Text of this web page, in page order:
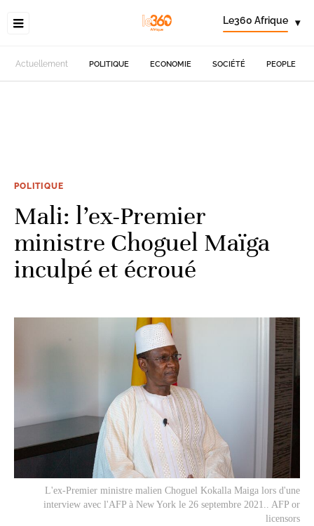
Le360 Afrique ▾
Actuellement POLITIQUE ECONOMIE SOCIÉTÉ PEOPLE
POLITIQUE
Mali: l’ex-Premier
ministre Choguel Maïga
inculpé et écroué
L'ex-Premier ministre malien Choguel Kokalla Maiga lors d'une
interview avec l'AFP à New York le 26 septembre 2021.. AFP or
licensors